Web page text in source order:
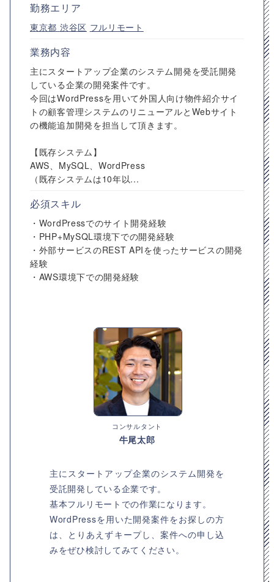
勤務エリア
東京都 渋谷区 フルリモート
業務内容
主にスタートアップ企業のシステム開発を受託開発
している企業の開発案件です。
今回はWordPressを用いて外国人向け物件紹介サイ
トの顧客管理システムのリニューアルとWebサイト
の機能追加開発を担当して頂きます。
【既存システム】
AWS、MySQL、WordPress
（既存システムは10年以...
必須スキル
・WordPressでのサイト開発経験
・PHP+MySQL環境下での開発経験
・外部サービスのREST APIを使ったサービスの開発
経験
・AWS環境下での開発経験
コンサルタント
牛尾太郎
主にスタートアップ企業のシステム開発を
受託開発している企業です。
基本フルリモートでの作業になります。
WordPressを用いた開発案件をお探しの方
は、とりあえずキープし、案件への申し込
みをぜひ検討してみてください。